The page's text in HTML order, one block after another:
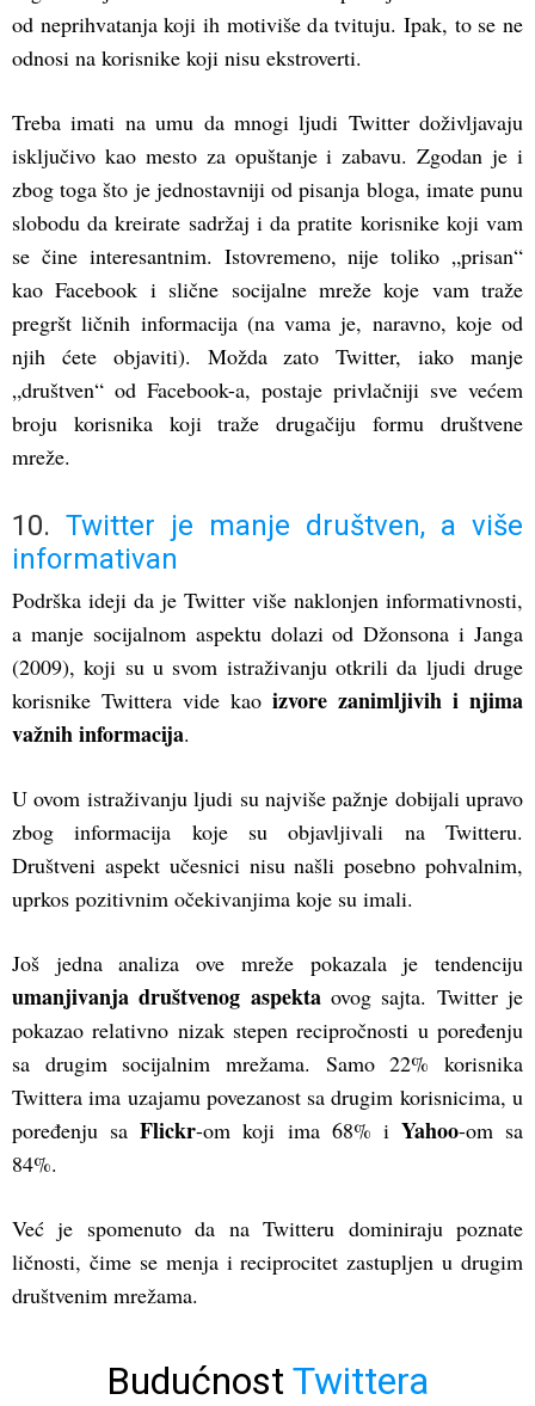
od neprihvatanja koji ih motiviše da tvituju. Ipak, to se ne
odnosi na korisnike koji nisu ekstroverti.
Treba imati na umu da mnogi ljudi Twitter doživljavaju
isključivo kao mesto za opuštanje i zabavu. Zgodan je i
zbog toga što je jednostavniji od pisanja bloga, imate punu
slobodu da kreirate sadržaj i da pratite korisnike koji vam
se čine interesantnim. Istovremeno, nije toliko „prisan“
kao Facebook i slične socijalne mreže koje vam traže
pregršt ličnih informacija (na vama je, naravno, koje od
njih ćete objaviti). Možda zato Twitter, iako manje
„društven“ od Facebook-a, postaje privlačniji sve većem
broju korisnika koji traže drugačiju formu društvene
mreže.
10. Twitter je manje društven, a više
informativan
Podrška ideji da je Twitter više naklonjen informativnosti,
a manje socijalnom aspektu dolazi od Džonsona i Janga
(2009), koji su u svom istraživanju otkrili da ljudi druge
korisnike Twittera vide kao izvore zanimljivih i njima
važnih informacija.
U ovom istraživanju ljudi su najviše pažnje dobijali upravo
zbog informacija koje su objavljivali na Twitteru.
Društveni aspekt učesnici nisu našli posebno pohvalnim,
uprkos pozitivnim očekivanjima koje su imali.
Još jedna analiza ove mreže pokazala je tendenciju
umanjivanja društvenog aspektaovog sajta. Twitter je
pokazao relativno nizak stepen recipročnosti u poređenju
sa drugim socijalnim mrežama. Samo 22% korisnika
Twittera ima uzajamu povezanost sa drugim korisnicima, u
poređenju saFlickr-om koji ima 68% i Yahoo-om sa
84%.
Već je spomenuto da na Twitteru dominiraju poznate
ličnosti, čime se menja i reciprocitet zastupljen u drugim
društvenim mrežama.
Budućnost Twittera